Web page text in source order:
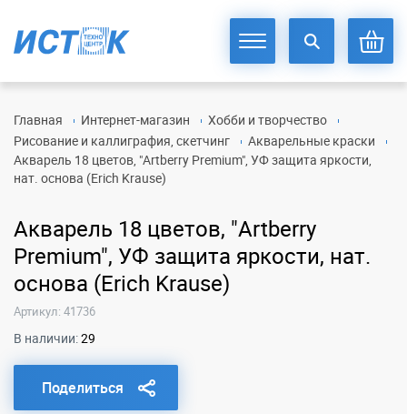
Главная Интернет-магазин
Хобби и творчество
Рисование и каллиграфия, скетчинг
Акварельные краски
Акварель 18 цветов, "Artberry Premium", УФ защита яркости,
нат. основа (Erich Krause)
Акварель 18 цветов, "Artberry
Premium", УФ защита яркости, нат.
основа (Erich Krause)
Артикул: 41736
В наличии:29
Поделиться